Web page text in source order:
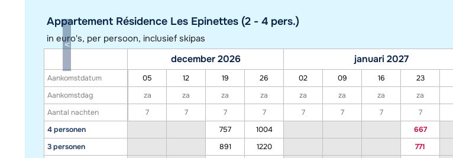
Appartement Résidence Les Epinettes (2 - 4 pers.)
in euro's, per persoon, inclusief skipas
Aankomstdatum
Aankomstdag
Aantal nachten
4 personen
3 personen
december 2026 januari 2027
05 12 19 26 02 09 16 23
za
za za za za za za za
7
7 7 7 7 7 7 7
757
1004 667
891
1220 771